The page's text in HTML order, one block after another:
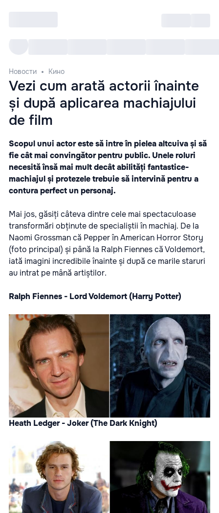
Новости Кино
Vezi cum arată actorii înainte
și după aplicarea machiajului
de film
Scopul unui actor este să intre în pielea altcuiva și să
fie cât mai convingător pentru public. Unele roluri
necesită însă mai mult decât abilități fantastice-
machiajul și protezele trebuie să intervină pentru a
contura perfect un personaj.
Mai jos, găsiți câteva dintre cele mai spectaculoase
transformări obținute de specialiștii în machiaj. De la
Naomi Grossman că Pepper în American Horror Story
(foto principal) și până la Ralph Fiennes că Voldemort,
iată imagini incredibile înainte și după ce marile staruri
au intrat pe mână artiștilor.
Ralph Fiennes - Lord Voldemort (Harry Potter)
Heath Ledger - Joker (The Dark Knight)